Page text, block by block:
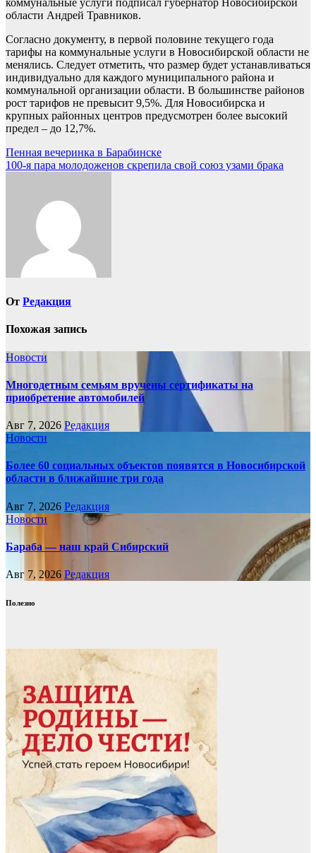
области Андрей Травников.
Согласно документу, в первой половине текущего года
тарифы на коммунальные услуги в Новосибирской области не
менялись. Следует отметить, что размер будет устанавливаться
индивидуально для каждого муниципального района и
коммунальной организации области. В большинстве районов
рост тарифов не превысит 9,5%. Для Новосибирска и
крупных районных центров предусмотрен более высокий
предел – до 12,7%.
Навигация
по
Пенная вечеринка в Барабинске
100-я пара молодоженов скрепила свой союз узами брака
От Редакция
Похожая запись
Новости
Многодетным семьям вручены сертификаты на
приобретение автомобилей
Авг 7, 2026 Редакция
Новости
Более 60 социальных объектов появятся в Новосибирской
области в ближайшие три года
Авг 7, 2026 Редакция
Новости
Бараба — наш край Сибирский
Авг 7, 2026 Редакция
Полезно